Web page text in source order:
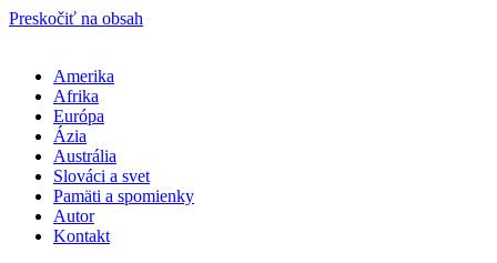
Preskočiť na obsah
Amerika
Afrika
Európa
Ázia
Austrália
Slováci a svet
Pamäti a spomienky
Autor
Kontakt